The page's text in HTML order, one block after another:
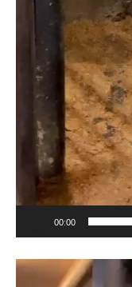
00:00
Videotoistin